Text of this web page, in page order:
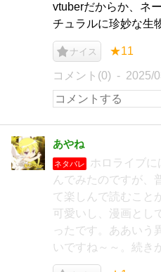
vtuberだからか、ネ
チュラルに珍妙な生
ナイス ★11
コメント(0) 2025/
あやね
ネタバレ
ホロライブ
んでみたのですが、
て楽しんで読むこと
可愛いし、漫画とし
ったです。ああいう
いですね～～。続き